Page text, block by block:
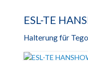
ESL-TE
Halterung für